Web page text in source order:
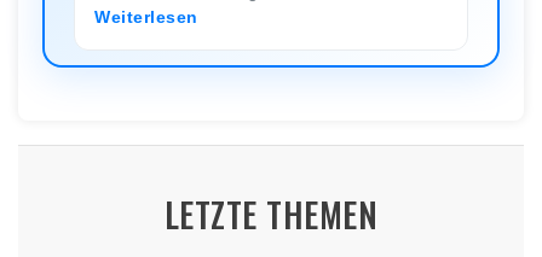
Weiterlesen
LETZTE THEMEN